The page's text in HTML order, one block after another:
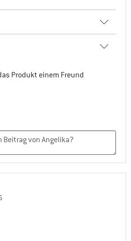
Produkt einem Freund